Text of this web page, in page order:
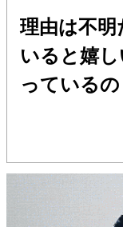
理由は不
いると嬉
っているの